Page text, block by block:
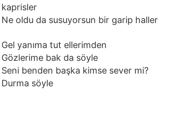
kaprisler
Ne oldu da susuyorsun bir garip haller
Gel yanıma tut ellerimden
Gözlerime bak da söyle
Seni benden başka kimse sever mi?
Durma söyle